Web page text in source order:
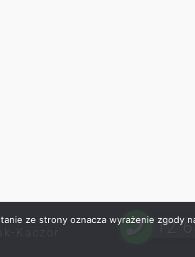
Kaczor 12
ze strony oznacza wyrażenie zgody